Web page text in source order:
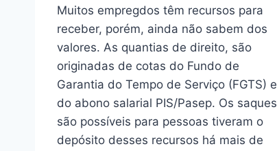
Muitos empregdos têm recursos para
receber, porém, ainda não sabem dos
valores. As quantias de direito, são
originadas de cotas do Fundo de
Garantia do Tempo de Serviço (FGTS) e
do abono salarial PIS/Pasep. Os saques
são possíveis para pessoas tiveram o
depósito desses recursos há mais de